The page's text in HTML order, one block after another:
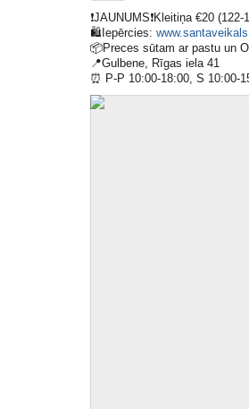
❗️JAUNUMS❗️Kleitiņa €20
🛍 Iepērcies:
📦Preces sūtam ar pastu un
📍Gulbene, Rīgas iela 41
⏰ P-P 10:00-18:00, S 10:00-